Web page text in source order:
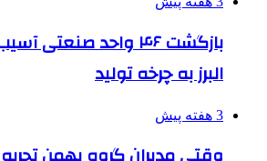
بازگشت ۴۶ واحد
البرز به چرخه تولید
3 هفته پیش